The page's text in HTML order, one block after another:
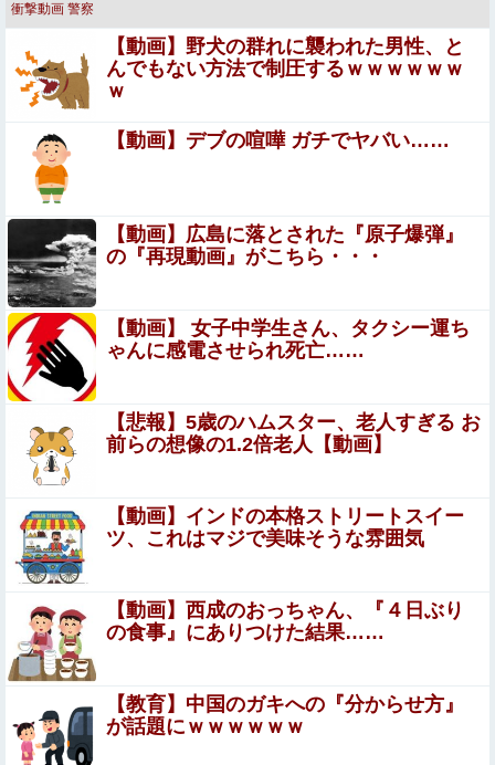
【悲報】 佳子さま、あやうく「おパンツ」がお見えになっ
てしまうｗｗｗｗｗ
ジャングリア沖縄「3万円です」←ディズニー超えの強気
価格ｗｗｗ
大竹しのぶ「戦争放棄の国であり続けよう」←この投稿が
話題に他
『ほの暮しの庭』Switch2版 21,965本、Switch版
12,458本
【エロ画像】ビリー・アイリッシュ、マ○コ（女性器）披
露
【まとめ】森保監督『都内にサッカー専用スタを』国立で
観客新記録、スレ民『候補地は？』『税金？』ｗｗｗ他
ジャンポケ斎藤と代理人のやりとり、「地獄すぎて完全に
コントになってる……」と衝撃を受ける人が続出中
夫さん、妻に「天井のシミ数えてれば終わるで
な」と押し倒されて性行為 → 凄いことになるｗ
ｗｗｗｗ
妊婦・田中みな実さん、背中と横乳を大胆露出して公の場
に出てしまうｗｗｗｗｗｗ
【動画】これはお見事。中国重慶市で珍しい事故が撮影さ
れる。
キャッシュレス派の人が現金のみの店に文句言ってるのっ
てどう思う？他
【画像】漫画家・桂正和、最新のパンツ＆お尻のイラスト
衝撃動画 警察
【動画】野犬の群れに襲われた男性、と
んでもない方法で制圧するｗｗｗｗｗｗ
ｗ
【動画】デブの喧嘩 ガチでヤバい……
【動画】広島に落とされた『原子爆弾』
の『再現動画』がこちら・・・
【動画】 女子中学生さん、タクシー運ち
ゃんに感電させられ死亡……
【悲報】5歳のハムスター、老人すぎる お
前らの想像の1.2倍老人【動画】
【動画】インドの本格ストリートスイー
ツ、これはマジで美味そうな雰囲気
【動画】西成のおっちゃん、『４日ぶり
の食事』にありつけた結果……
【教育】中国のガキへの『分からせ方』
が話題にｗｗｗｗｗｗ